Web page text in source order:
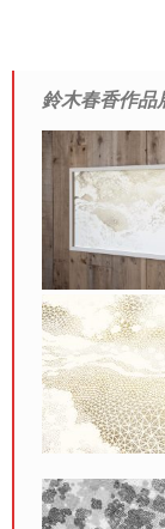
鈴木春香作